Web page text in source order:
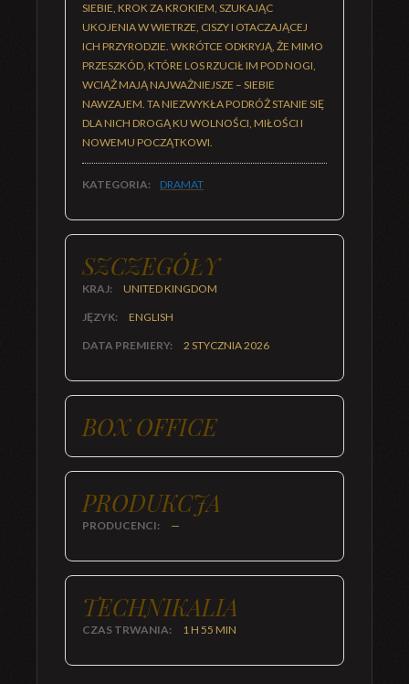
SIEBIE, KROK ZA KROKIEM, SZUKAJĄC
UKOJENIA W WIETRZE, CISZY I OTACZAJĄCEJ
ICH PRZYRODZIE. WKRÓTCE ODKRYJĄ, ŻE MIMO
PRZESZKÓD, KTÓRE LOS RZUCIŁ IM POD NOGI,
WCIĄŻ MAJĄ NAJWAŻNIEJSZE – SIEBIE
NAWZAJEM. TA NIEZWYKŁA PODRÓŻ STANIE SIĘ
DLA NICH DROGĄ KU WOLNOŚCI, MIŁOŚCI I
NOWEMU POCZĄTKOWI.
KATEGORIA: DRAMAT
SZCZEGÓŁY
KRAJ: UNITED KINGDOM
JĘZYK: ENGLISH
DATA PREMIERY: 2 STYCZNIA 2026
BOX OFFICE
PRODUKCJA
PRODUCENCI: —
TECHNIKALIA
CZAS TRWANIA: 1 H 55 MIN